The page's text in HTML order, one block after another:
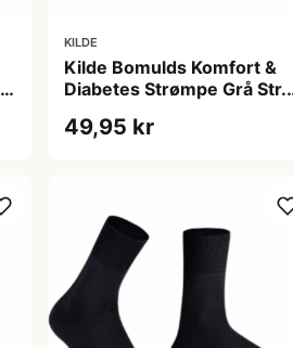
KILDE
Kilde Bomulds Komfort &
Diabetes Strømpe Grå Str.
49,95 kr